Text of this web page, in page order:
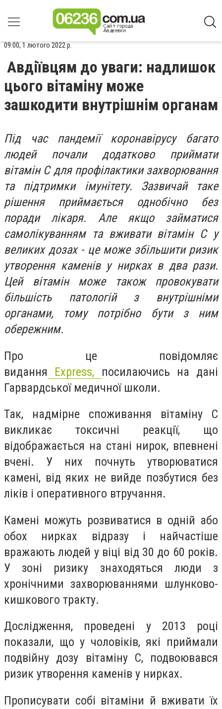
09:00, 1 лютого 2022 р.
Авдіївцям до уваги: надлишок
цього вітаміну може
зашкодити внутрішнім органам
Під час пандемії коронавірусу багато
людей почали додатково приймати
вітамін С для профілактики захворювання
та підтримки імунітету. Зазвичай таке
рішення приймається однобічно без
поради лікаря. Але якщо займатися
самолікуванням та вживати вітамін С у
великих дозах - це може збільшити ризик
утворення каменів у нирках в два рази.
Цей вітамін може також провокувати
більшість патологій з внутрішніми
органами, тому потрібно бути з ним
обережним.
Про це повідомляє
видання Express, посилаючись на дані
Гарвардської медичної школи.
Так, надмірне споживання вітаміну С
викликає токсичні реакції, що
відображається на стані нирок, впевнені
вчені. У них почнуть утворюватися
камені, від яких не вийде позбутися без
ліків і оперативного втручання.
Камені можуть розвиватися в одній або
обох нирках відразу і найчастіше
вражають людей у віці від 30 до 60 років.
У зоні ризику знаходяться люди з
хронічними захворюваннями шлунково-
кишкового тракту.
Дослідження, проведені у 2013 році
показали, що у чоловіків, які приймали
подвійну дозу вітаміну C, подвоювався
ризик утворення каменів у нирках.
Прописувати собі вітаміни й вживати їх